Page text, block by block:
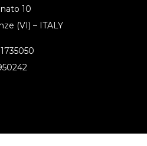
10
(VI) – ITALY